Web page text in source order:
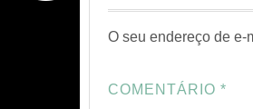
O seu endereço de e-
COMENTÁRIO *